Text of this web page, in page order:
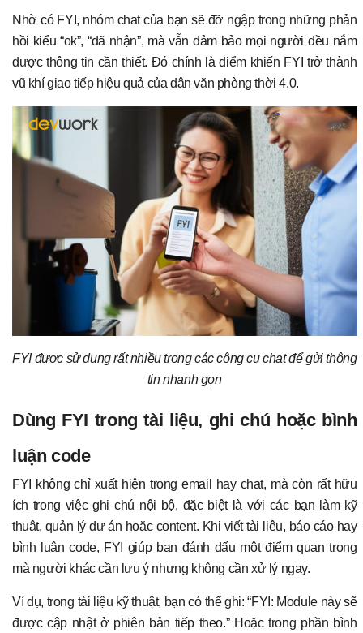
Nhờ có FYI, nhóm chat của bạn sẽ đỡ ngập trong những phản
hồi kiểu “ok”, “đã nhận”, mà vẫn đảm bảo mọi người đều nắm
được thông tin cần thiết. Đó chính là điểm khiến FYI trở thành
vũ khí giao tiếp hiệu quả của dân văn phòng thời 4.0.
FYI được sử dụng rất nhiều trong các công cụ chat để gửi thông
tin nhanh gọn
Dùng FYI trong tài liệu, ghi chú hoặc bình
luận code
FYI không chỉ xuất hiện trong email hay chat, mà còn rất hữu
ích trong việc ghi chú nội bộ, đặc biệt là với các bạn làm kỹ
thuật, quản lý dự án hoặc content. Khi viết tài liệu, báo cáo hay
bình luận code, FYI giúp bạn đánh dấu một điểm quan trọng
mà người khác cần lưu ý nhưng không cần xử lý ngay.
Ví dụ, trong tài liệu kỹ thuật, bạn có thể ghi: “FYI: Module này sẽ
được cập nhật ở phiên bản tiếp theo.” Hoặc trong phần bình